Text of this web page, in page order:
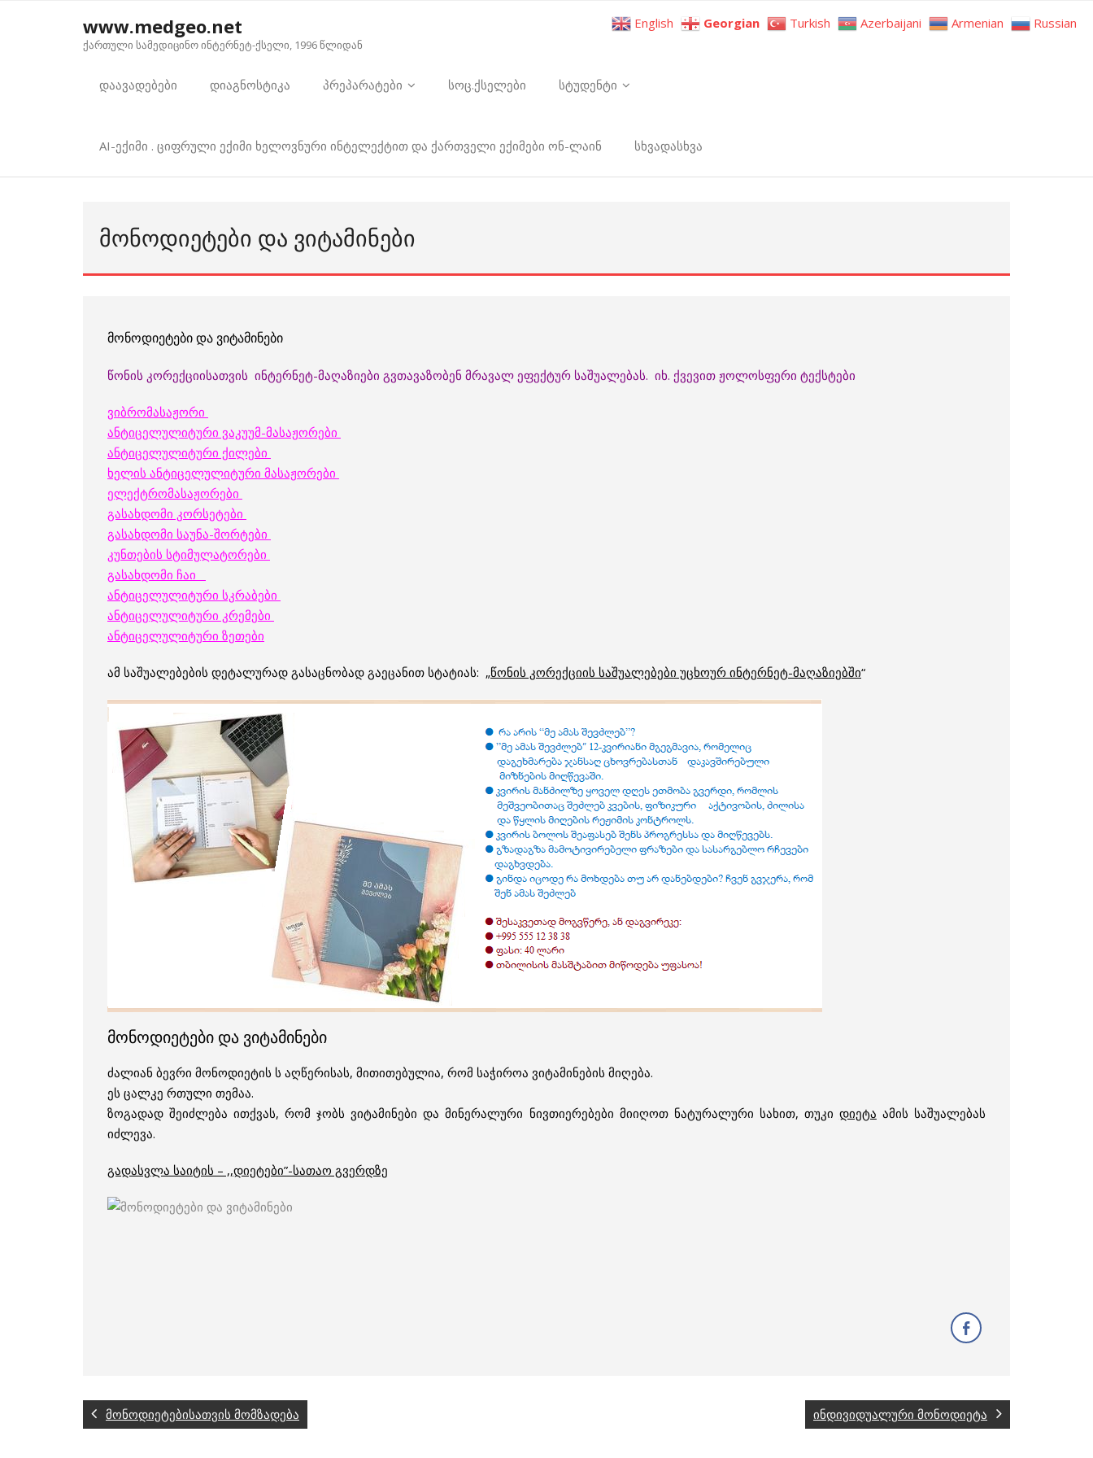
www.medgeo.net
ქართული სამედიცინო ინტერნეტ-ქსელი, 1996 წლიდან
დაავადებები დიაგნოსტიკა პრეპარატები სოც.ქსელები სტუდენტი
AI-ექიმი . ციფრული ექიმი ხელოვნური ინტელექტით და ქართველი ექიმები ონ-ლაინ სხვადასხვა
ᲛᲝᲜᲝᲓᲘᲔᲢᲔᲑᲘ ᲓᲐ ᲕᲘᲢᲐᲛᲘᲜᲔᲑᲘ
მონოდიეტები და ვიტამინები
წონის კორექციისათვის ინტერნეტ-მაღაზიები გვთავაზობენ მრავალ ეფექტურ საშუალებას. იხ. ქვევით ჟოლოსფერი ტექსტები
ვიბრომასაჟორი
ანტიცელულიტური ვაკუუმ-მასაჟორები
ანტიცელულიტური ქილები
ხელის ანტიცელულიტური მასაჟორები
ელექტრომასაჟორები
გასახდომი კორსეტები
გასახდომი საუნა-შორტები
კუნთების სტიმულატორები
გასახდომი ჩაი
ანტიცელულიტური სკრაბები
ანტიცელულიტური კრემები
ანტიცელულიტური ზეთები
ამ საშუალებების დეტალურად გასაცნობად გაეცანით სტატიას: „წონის კორექციის საშუალებები უცხოურ ინტერნეტ-მაღაზიებში“
მონოდიეტები და ვიტამინები
ძალიან ბევრი მონოდიეტის ს აღწერისას, მითითებულია, რომ საჭიროა ვიტამინების მიღება.
ეს ცალკე რთული თემაა.
ზოგადად შეიძლება ითქვას, რომ ჯობს ვიტამინები და მინერალური ნივთიერებები მიიღოთ ნატურალური სახით, თუკი დიეტა ამის საშუალებას
იძლევა.
გადასვლა საიტის – ,,დიეტები”-სათაო გვერდზე
მონოდიეტებისათვის მომზადება ინდივიდუალური მონოდიეტა
English Georgian Turkish Azerbaijani Armenian Russian